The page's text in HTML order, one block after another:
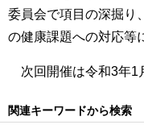
委員会で項目の深掘り
の健康課題への対応等
次回開催は令和3年1
関連キーワードから検索